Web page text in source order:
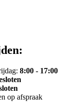
8:00 - 17:00
op afspraak